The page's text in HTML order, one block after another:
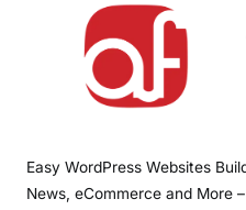
Easy WordPress Websites
News, eCommerce and More